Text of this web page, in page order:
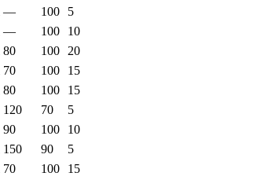
— 100
5
— 100
10
80 100
20
70 100
15
80 100
15
120 70
5
90 100
10
150 90
5
70 100
15